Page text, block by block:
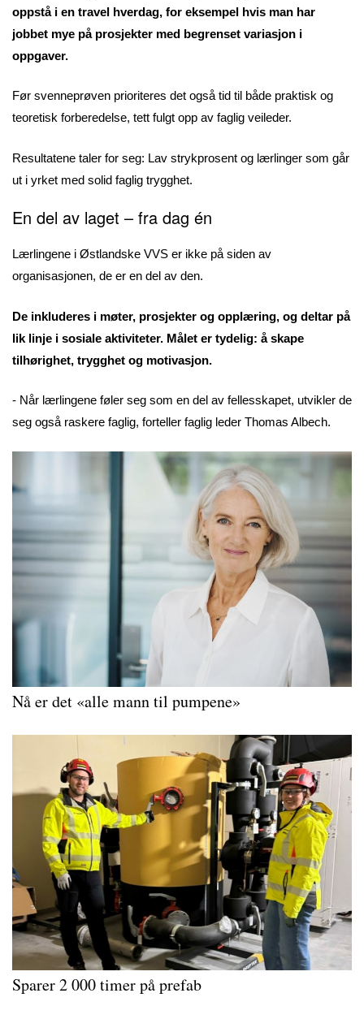
oppstå i en travel hverdag, for eksempel hvis man har
jobbet mye på prosjekter med begrenset variasjon i
oppgaver.
Før svenneprøven prioriteres det også tid til både praktisk og
teoretisk forberedelse, tett fulgt opp av faglig veileder.
Resultatene taler for seg: Lav strykprosent og lærlinger som går
ut i yrket med solid faglig trygghet.
En del av laget – fra dag én
Lærlingene i Østlandske VVS er ikke på siden av
organisasjonen, de er en del av den.
De inkluderes i møter, prosjekter og opplæring, og deltar på
lik linje i sosiale aktiviteter. Målet er tydelig: å skape
tilhørighet, trygghet og motivasjon.
- Når lærlingene føler seg som en del av fellesskapet, utvikler de
seg også raskere faglig, forteller faglig leder Thomas Albech.
Nå er det «alle mann til pumpene»
Sparer 2 000 timer på prefab